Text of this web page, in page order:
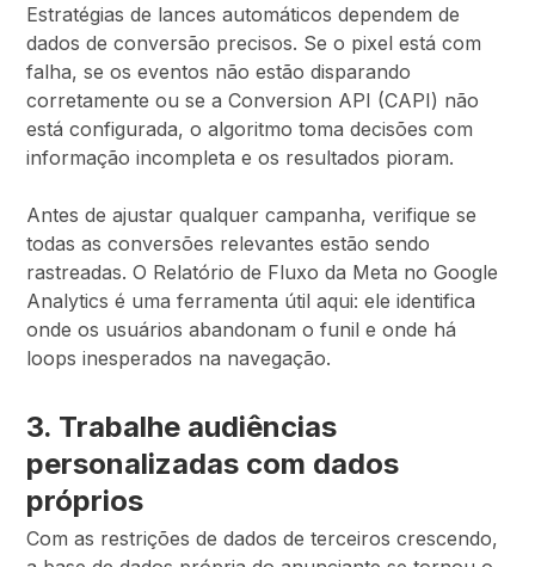
Estratégias de lances automáticos dependem de
dados de conversão precisos. Se o pixel está com
falha, se os eventos não estão disparando
corretamente ou se a Conversion API (CAPI) não
está configurada, o algoritmo toma decisões com
informação incompleta e os resultados pioram.
Antes de ajustar qualquer campanha, verifique se
todas as conversões relevantes estão sendo
rastreadas. O Relatório de Fluxo da Meta no Google
Analytics é uma ferramenta útil aqui: ele identifica
onde os usuários abandonam o funil e onde há
loops inesperados na navegação.
3. Trabalhe audiências
personalizadas com dados
próprios
Com as restrições de dados de terceiros crescendo,